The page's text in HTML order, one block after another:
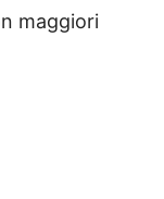
maggiori